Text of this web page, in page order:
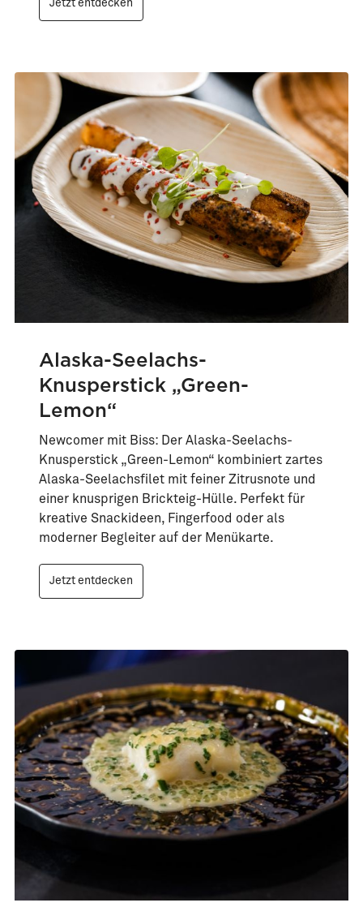
Jetzt entdecken
Alaska-Seelachs-
Knusperstick „Green-
Lemon“
Newcomer mit Biss: Der Alaska-Seelachs-
Knusperstick „Green-Lemon“ kombiniert zartes
Alaska-Seelachsfilet mit feiner Zitrusnote und
einer knusprigen Brickteig-Hülle. Perfekt für
kreative Snackideen, Fingerfood oder als
moderner Begleiter auf der Menükarte.
Jetzt entdecken